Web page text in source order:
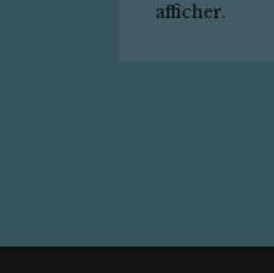
afficher.